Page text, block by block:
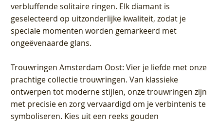
verbluffende solitaire ringen. Elk diamant is
geselecteerd op uitzonderlijke kwaliteit, zodat je
speciale momenten worden gemarkeerd met
ongeëvenaarde glans.
Trouwringen Amsterdam Oost: Vier je liefde met onze
prachtige collectie trouwringen. Van klassieke
ontwerpen tot moderne stijlen, onze trouwringen zijn
met precisie en zorg vervaardigd om je verbintenis te
symboliseren. Kies uit een reeks gouden